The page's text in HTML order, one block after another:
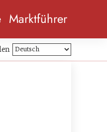
Marktführer